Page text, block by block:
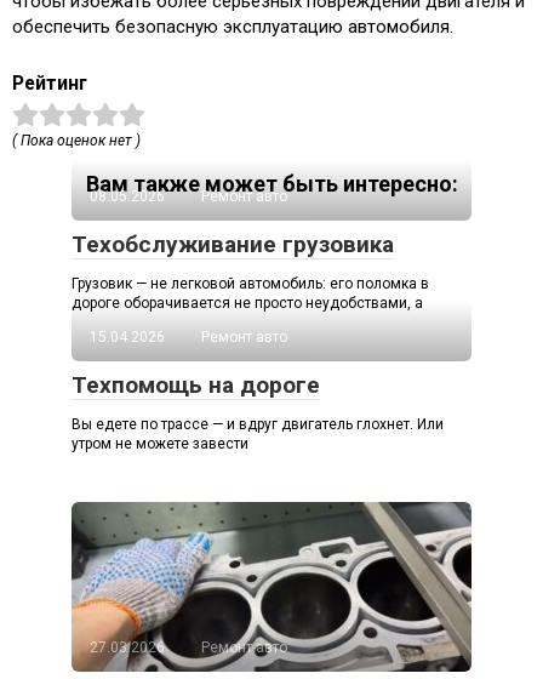
обеспечить безопасную эксплуатацию автомобиля.
Рейтинг
( Пока оценок нет )
Вам также может быть интересно:
08.05.2026 Ремонт авто
Техобслуживание грузовика
Грузовик — не легковой автомобиль: его поломка в
дороге оборачивается не просто неудобствами, а
15.04.2026
Ремонт авто
Техпомощь на дороге
Вы едете по трассе — и вдруг двигатель глохнет. Или
утром не можете завести
27.03.2026 Ремонт авто